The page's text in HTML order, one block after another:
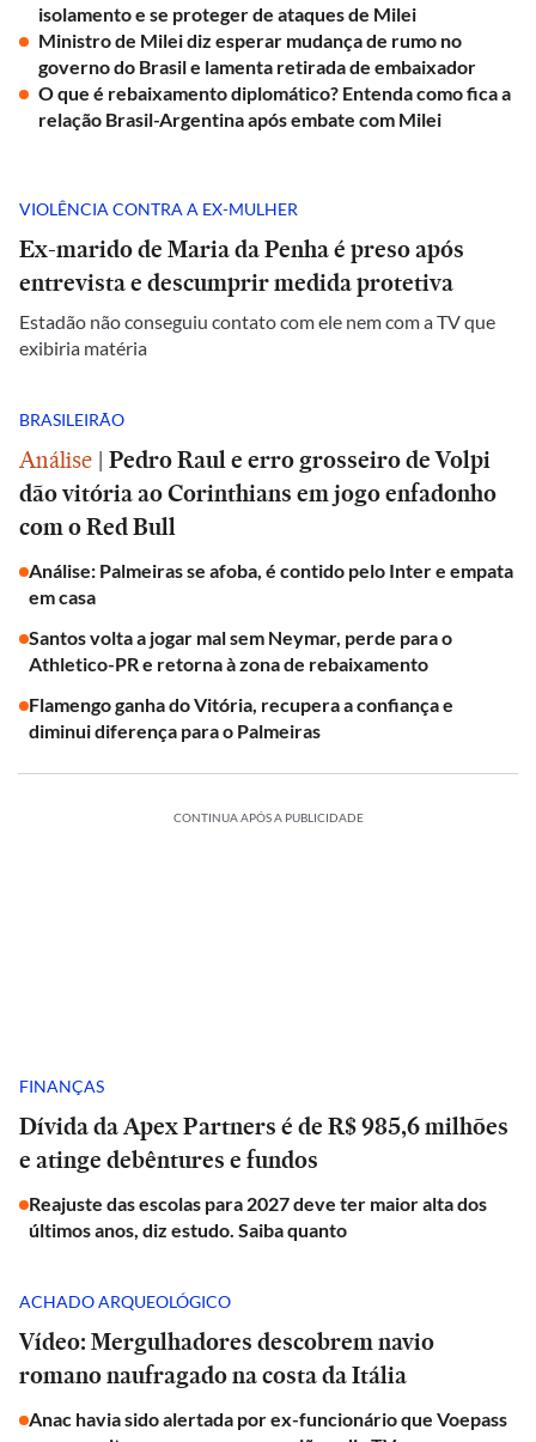
isolamento e se proteger de ataques de Milei
Ministro de Milei diz esperar mudança de rumo no
governo do Brasil e lamenta retirada de embaixador
O que é rebaixamento diplomático? Entenda como fica a
relação Brasil-Argentina após embate com Milei
VIOLÊNCIA CONTRA A EX-MULHER
Ex-marido de Maria da Penha é preso após
entrevista e descumprir medida protetiva
Estadão não conseguiu contato com ele nem com a TV que
exibiria matéria
BRASILEIRÃO
Análise | Pedro Raul e erro grosseiro de Volpi
dão vitória ao Corinthians em jogo enfadonho
com o Red Bull
Análise: Palmeiras se afoba, é contido pelo Inter e empata
em casa
Santos volta a jogar mal sem Neymar, perde para o
Athletico-PR e retorna à zona de rebaixamento
Flamengo ganha do Vitória, recupera a confiança e
diminui diferença para o Palmeiras
CONTINUA APÓS A PUBLICIDADE
FINANÇAS
Dívida da Apex Partners é de R$ 985,6 milhões
e atinge debêntures e fundos
Reajuste das escolas para 2027 deve ter maior alta dos
últimos anos, diz estudo. Saiba quanto
ACHADO ARQUEOLÓGICO
Vídeo: Mergulhadores descobrem navio
romano naufragado na costa da Itália
Anac havia sido alertada por ex-funcionário que Voepass